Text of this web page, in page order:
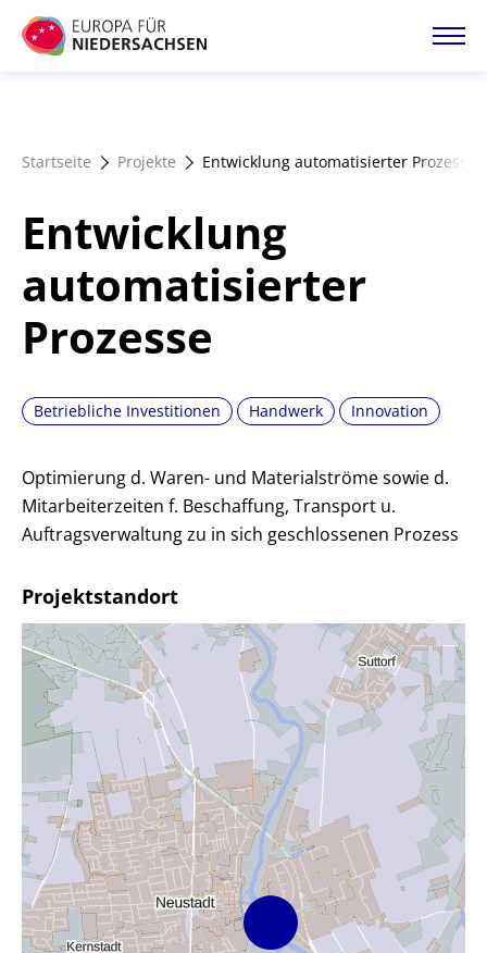
Direkt
zum
Förderangebote
Magazin
Startseite Projekte Entwicklung automatisierter Prozesse
Entwicklung
automatisierter
Prozesse
Betriebliche Investitionen Handwerk Innovation
Optimierung d. Waren- und Materialströme sowie d.
Mitarbeiterzeiten f. Beschaffung, Transport u.
Auftragsverwaltung zu in sich geschlossenen Prozess
Projektstandort